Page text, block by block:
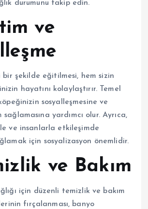
durumunu takip edin.
ve
bir şekilde eğitilmesi, hem sizin
hayatını kolaylaştırır. Temel
sosyalleşmesine ve
sağlamasına yardımcı olur. Ayrıca,
ve insanlarla etkileşimde
için sosyalizasyon önemlidir.
ve Bakım
için düzenli temizlik ve bakım
fırçalanması, banyo